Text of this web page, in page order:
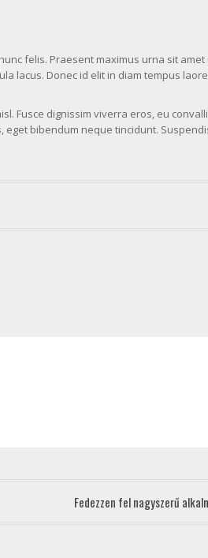
felis. Praesent maximus urna sit amet
lacus. Donec id elit in diam tempus
Fusce dignissim viverra eros, eu
eget bibendum neque tincidunt.
Fedezzen fel nagyszerű